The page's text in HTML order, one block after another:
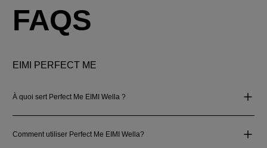
FAQS
EIMI PERFECT ME
À quoi sert Perfect Me EIMI Wella ?
Comment utiliser Perfect Me EIMI Wella?